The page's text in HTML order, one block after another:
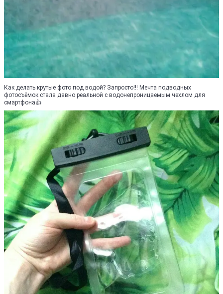
Как делать крутые фото под водой? Запросто!!! Мечта подводных
фотосъёмок стала давно реальной с водонепроницаемым чехлом для
смартфона👍